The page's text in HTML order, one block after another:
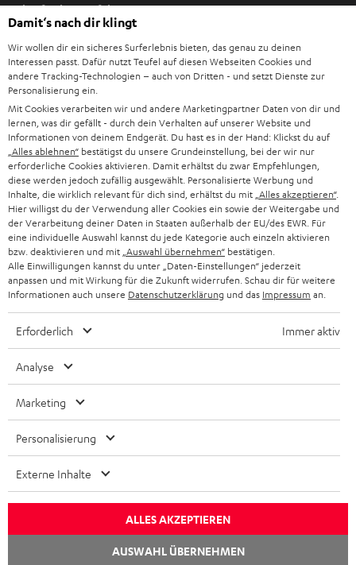
m
n
e
u
e
n
T
a
b
ö
n
e
n
Einkaufen bei Teufel
8 Wochen Rückgaberecht
Direkt vom Hersteller
7 Teufel Shops
Audio-Lexikon
Ratgeber
Wissen
Inside
Entertainment
Shop
Im neuen Tab öffnen
Kontakt
Newsletter
Netiquette
Daten-Einstellungen
Impressum
English
Français
Nederlands
Polski
Español
Italiano
YouTube Facebook Instagram TikTok WhatsApp Pinterest
Damit‘s nach dir klingt
Wir wollen dir ein sicheres Surferlebnis bieten, das genau zu deinen
Interessen passt. Dafür nutzt Teufel auf diesen Webseiten Cookies und
andere Tracking-Technologien – auch von Dritten - und setzt Dienste zur
Personalisierung ein.
Mit Cookies verarbeiten wir und andere Marketingpartner Daten von dir und
lernen, was dir gefällt - durch dein Verhalten auf unserer Website und
Informationen von deinem Endgerät. Du hast es in der Hand: Klickst du auf
„Alles ablehnen“ bestätigst du unsere Grundeinstellung, bei der wir nur
erforderliche Cookies aktivieren. Damit erhältst du zwar Empfehlungen,
diese werden jedoch zufällig ausgewählt. Personalisierte Werbung und
Inhalte, die wirklich relevant für dich sind, erhältst du mit „Alles akzeptieren“.
Hier willigst du der Verwendung aller Cookies ein sowie der Weitergabe und
der Verarbeitung deiner Daten in Staaten außerhalb der EU/des EWR. Für
eine individuelle Auswahl kannst du jede Kategorie auch einzeln aktivieren
bzw. deaktivieren und mit „Auswahl übernehmen“ bestätigen.
Alle Einwilligungen kannst du unter „Daten-Einstellungen“ jederzeit
anpassen und mit Wirkung für die Zukunft widerrufen. Schau dir für weitere
Informationen auch unsere Datenschutzerklärung und das Impressum an.
Erforderlich Immer aktiv
Analyse
Marketing
Personalisierung
Externe Inhalte
ALLES AKZEPTIEREN
AUSWAHL ÜBERNEHMEN